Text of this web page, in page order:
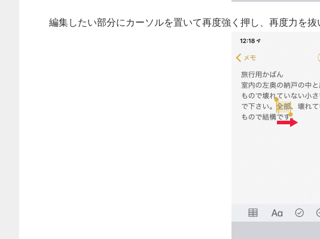
編集したい部分にカーソルを置いて再度強く押し、再度力を抜